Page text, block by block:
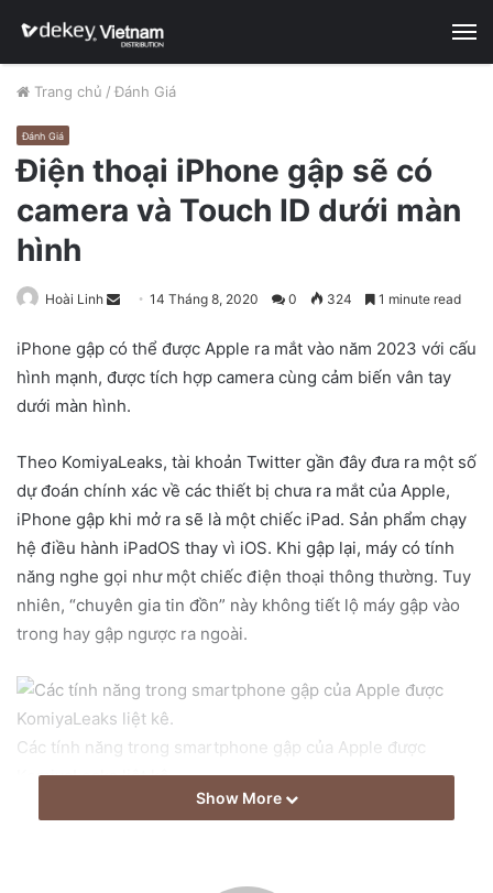
Trang chủ / Đánh Giá
Đánh Giá
Điện thoại iPhone gập sẽ có
camera và Touch ID dưới màn
hình
Hoài Linh
n
d
a
e
m
a
14 Tháng 8, 2020 0 324 1 minute read
iPhone gập có thể được Apple ra mắt vào năm 2023 với cấu
hình mạnh, được tích hợp camera cùng cảm biến vân tay
dưới màn hình.
Theo KomiyaLeaks, tài khoản Twitter gần đây đưa ra một số
dự đoán chính xác về các thiết bị chưa ra mắt của Apple,
iPhone gập khi mở ra sẽ là một chiếc iPad. Sản phẩm chạy
hệ điều hành iPadOS thay vì iOS. Khi gập lại, máy có tính
năng nghe gọi như một chiếc điện thoại thông thường. Tuy
nhiên, “chuyên gia tin đồn” này không tiết lộ máy gập vào
trong hay gập ngược ra ngoài.
Các tính năng trong smartphone gập của Apple được
KomiyaLeaks liệt kê.
Một số tin đồn trước đây cho thấy iPhone gập của Apple sẽ
Show More